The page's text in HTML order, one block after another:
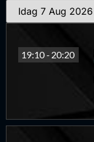
19:10 - 20:20